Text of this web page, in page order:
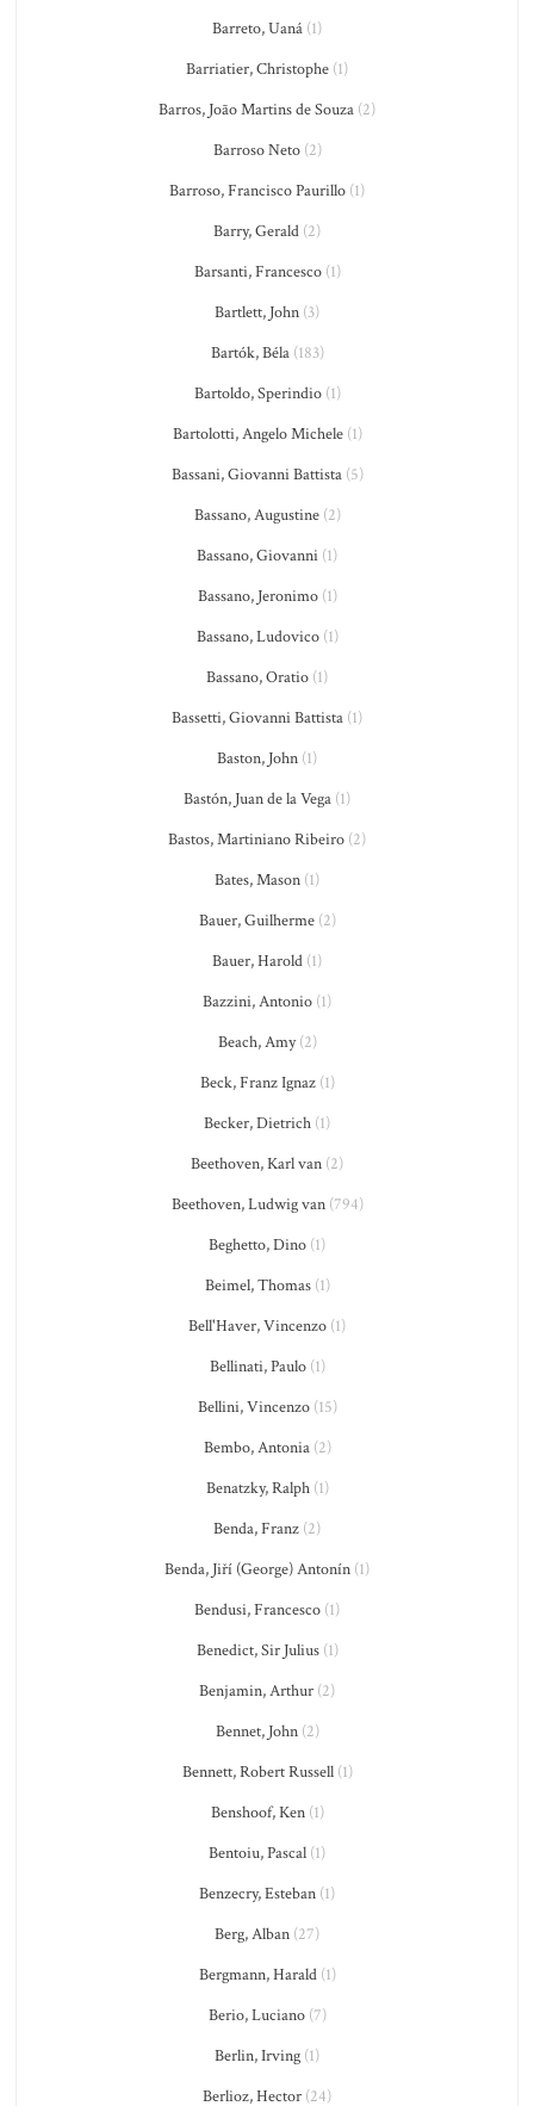
Barreto, Uaná (1)
Barriatier, Christophe (1)
Barros, João Martins de Souza (2)
Barroso Neto(2)
Barroso, Francisco Paurillo (1)
Barry, Gerald (2)
Barsanti, Francesco(1)
Bartlett, John (3)
Bartók, Béla(183)
Bartoldo, Sperindio(1)
Bartolotti, Angelo Michele(1)
Bassani, Giovanni Battista(5)
Bassano, Augustine(2)
Bassano, Giovanni (1)
Bassano, Jeronimo(1)
Bassano, Ludovico(1)
Bassano, Oratio (1)
Bassetti, Giovanni Battista (1)
Baston, John (1)
Bastón, Juan de la Vega (1)
Bastos, Martiniano Ribeiro (2)
Bates, Mason (1)
Bauer, Guilherme(2)
Bauer, Harold (1)
Bazzini, Antonio (1)
Beach, Amy(2)
Beck, Franz Ignaz(1)
Becker, Dietrich (1)
Beethoven, Karl van (2)
Beethoven, Ludwig van(794)
Beghetto, Dino (1)
Beimel, Thomas(1)
Bell'Haver, Vincenzo (1)
Bellinati, Paulo(1)
Bellini, Vincenzo(15)
Bembo, Antonia(2)
Benatzky, Ralph(1)
Benda, Franz (2)
Benda, Jiří (George) Antonín (1)
Bendusi, Francesco (1)
Benedict, Sir Julius(1)
Benjamin, Arthur (2)
Bennet, John(2)
Bennett, Robert Russell(1)
Benshoof, Ken(1)
Bentoiu, Pascal (1)
Benzecry, Esteban (1)
Berg, Alban (27)
Bergmann, Harald(1)
Berio, Luciano(7)
Berlin, Irving (1)
Berlioz, Hector (24)